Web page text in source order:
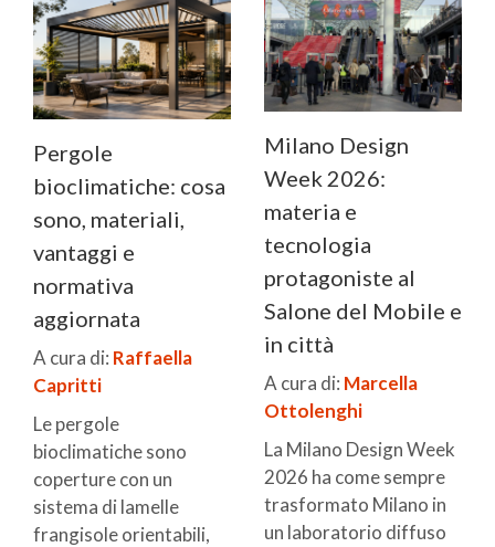
Pergole
bioclimatiche: cosa
sono, materiali,
vantaggi e
normativa
aggiornata
A cura di: Raffaella
Capritti
Le pergole
bioclimatiche sono
coperture con un
sistema di lamelle
frangisole orientabili,
Milano Design
Week 2026:
materia e
tecnologia
protagoniste al
Salone del Mobile e
in città
A cura di: Marcella
Ottolenghi
La Milano Design Week
2026 ha come sempre
trasformato Milano in
un laboratorio diffuso